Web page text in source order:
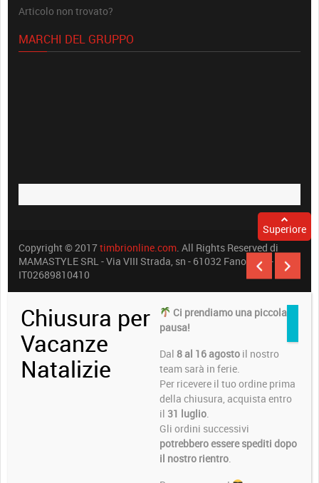
Articolo non trovato?
MARCHI DEL GRUPPO
Copyright © 2017timbrionline.com . All Rights Reserved di
MAMASTYLE SRL - Via VIII Strada, sn - 61032 Fano (PU) -
IT02689810410
Superiore
Chiusura per
Vacanze
Natalizie
Ci prendiamo una piccola
pausa!
Dal 8 al 16 agosto il nostro
team sarà in ferie.
Per ricevere il tuo ordine prima
della chiusura, acquista entro
il 31 luglio
Gli ordini successivi
potrebbero essere spediti dopo
il nostro rientro